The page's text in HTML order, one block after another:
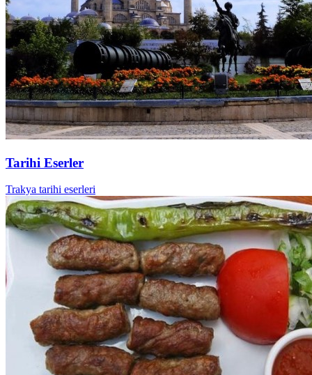
Tarihi Eserler
Trakya tarihi eserleri